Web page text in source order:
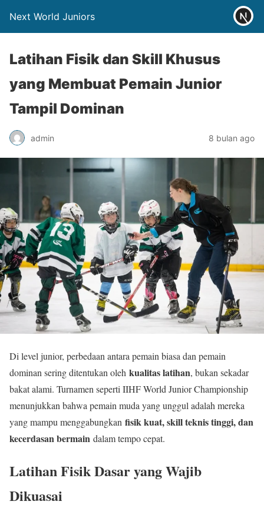
Next World Juniors
Latihan Fisik dan Skill Khusus
yang Membuat Pemain Junior
Tampil Dominan
admin 8 bulan ago
Di level junior, perbedaan antara pemain biasa dan pemain
dominan sering ditentukan oleh kualitas latihan, bukan sekadar
bakat alami. Turnamen seperti IIHF World Junior Championship
menunjukkan bahwa pemain muda yang unggul adalah mereka
yang mampu menggabungkan fisik kuat, skill teknis tinggi, dan
kecerdasan bermain dalam tempo cepat.
Latihan Fisik Dasar yang Wajib
Dikuasai